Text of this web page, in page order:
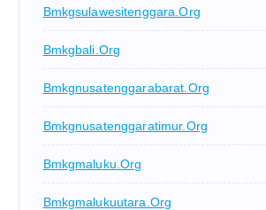
Bmkgsulawesitenggara.org
Bmkgbali.org
Bmkgnusatenggarabarat.org
Bmkgnusatenggaratimur.org
Bmkgmaluku.org
Bmkgmalukuutara.org